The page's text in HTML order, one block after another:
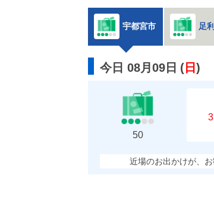
宇都宮市 足
今日 08月09日 ( 日 )
50
近場のお出かけが、